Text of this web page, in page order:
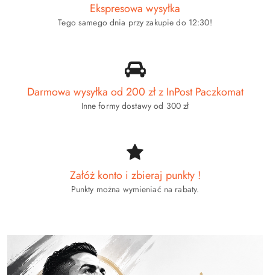
Ekspresowa wysyłka
Tego samego dnia przy zakupie do 12:30!
Darmowa wysyłka od 200 zł z InPost Paczkomat
Inne formy dostawy od 300 zł
Załóż konto i zbieraj punkty !
Punkty można wymieniać na rabaty.